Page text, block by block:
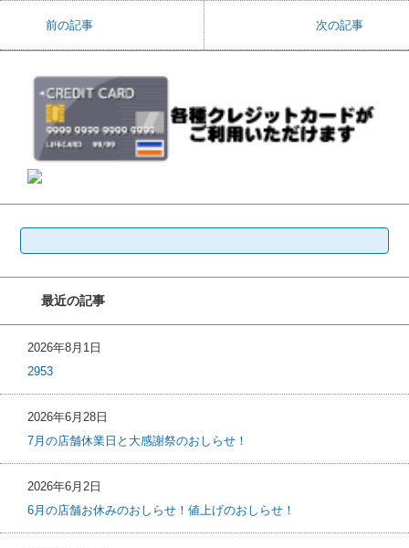
前の記事 次の記事
索:
最近の記事
2026年8月1日
2953
2026年6月28日
7月の店舗休業日と大感謝祭のおしらせ！
2026年6月2日
6月の店舗お休みのおしらせ！値上げのおしらせ！